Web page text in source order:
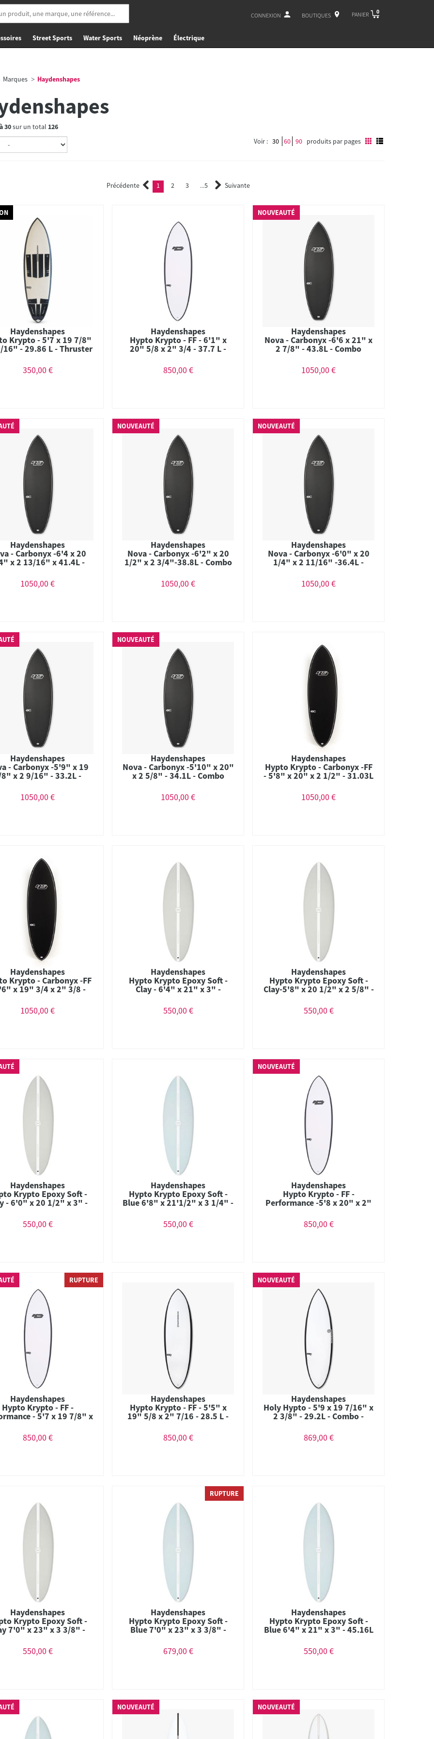
CONNEXION BOUTIQUES PANIER 0
Street Sports Water Sports Néoprène Électrique
Marques Haydenshapes
30sur un total 126
Voir : 30 60 90 produits par pages
Précédente 1 (current)
2 3 ...5 Suivante
Haydenshapes
Krypto - 5'7 x 19 7/8"
16" - 29.86 L - Thruster
350,00 €
Haydenshapes
Hypto Krypto - FF - 6'1" x
20" 5/8 x 2" 3/4 - 37.7 L -
850,00 €
NOUVEAUTÉ
Haydenshapes
Nova - Carbonyx -6'6 x 21" x
2 7/8" - 43.8L - Combo
1050,00 €
Haydenshapes
- Carbonyx -6'4 x 20
x 2 13/16" x 41.4L -
1050,00 €
NOUVEAUTÉ
Haydenshapes
Nova - Carbonyx -6'2" x 20
1/2" x 2 3/4"-38.8L - Combo
1050,00 €
NOUVEAUTÉ
Haydenshapes
Nova - Carbonyx -6'0" x 20
1/4" x 2 11/16" -36.4L -
1050,00 €
Haydenshapes
- Carbonyx -5'9" x 19
x 2 9/16" - 33.2L -
1050,00 €
NOUVEAUTÉ
Haydenshapes
Nova - Carbonyx -5'10" x 20"
x 2 5/8" - 34.1L - Combo
1050,00 €
Haydenshapes
Hypto Krypto - Carbonyx -FF
- 5'8" x 20" x 2 1/2" - 31.03L
1050,00 €
Haydenshapes
Krypto - Carbonyx -FF
x 19" 3/4 x 2" 3/8 -
1050,00 €
Haydenshapes
Hypto Krypto Epoxy Soft -
Clay - 6'4" x 21" x 3" -
45.16L - Thruster
550,00 €
Haydenshapes
Hypto Krypto Epoxy Soft -
Clay-5'8" x 20 1/2" x 2 5/8" -
550,00 €
Haydenshapes
Krypto Epoxy Soft -
- 6'0" x 20 1/2" x 3" -
550,00 €
Haydenshapes
Hypto Krypto Epoxy Soft -
Blue 6'8" x 21'1/2" x 3 1/4" -
550,00 €
NOUVEAUTÉ
Haydenshapes
Hypto Krypto - FF -
Performance -5'8 x 20" x 2"
850,00 €
RUPTURE
Haydenshapes
Hypto Krypto - FF -
- 5'7 x 19 7/8" x
850,00 €
Haydenshapes
Hypto Krypto - FF - 5'5" x
19" 5/8 x 2" 7/16 - 28.5 L -
850,00 €
NOUVEAUTÉ
Haydenshapes
Holy Hypto - 5'9 x 19 7/16" x
2 3/8" - 29.2L - Combo -
869,00 €
Haydenshapes
Krypto Epoxy Soft -
7'0" x 23" x 3 3/8" -
550,00 €
RUPTURE
Haydenshapes
Hypto Krypto Epoxy Soft -
Blue 7'0" x 23" x 3 3/8" -
679,00 €
Haydenshapes
Hypto Krypto Epoxy Soft -
Blue 6'4" x 21" x 3" - 45.16L
550,00 €
NOUVEAUTÉ NOUVEAUTÉ